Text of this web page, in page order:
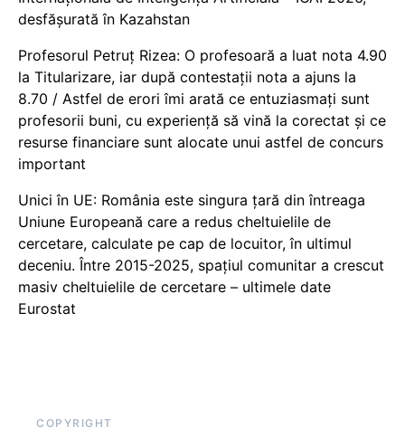
desfășurată în Kazahstan
Profesorul Petruț Rizea: O profesoară a luat nota 4.90
la Titularizare, iar după contestații nota a ajuns la
8.70 / Astfel de erori îmi arată ce entuziasmați sunt
profesorii buni, cu experiență să vină la corectat și ce
resurse financiare sunt alocate unui astfel de concurs
important
Unici în UE: România este singura țară din întreaga
Uniune Europeană care a redus cheltuielile de
cercetare, calculate pe cap de locuitor, în ultimul
deceniu. Între 2015-2025, spațiul comunitar a crescut
masiv cheltuielile de cercetare – ultimele date
Eurostat
COPYRIGHT